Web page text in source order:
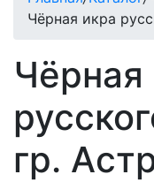
Чёрная икра
Чёрная
гр.